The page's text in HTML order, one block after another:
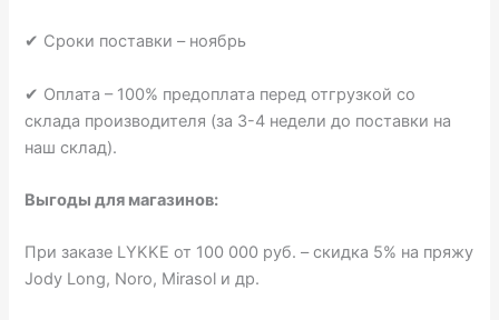
✔ Сроки поставки – ноябрь
✔ Оплата – 100% предоплата перед отгрузкой со
склада производителя (за 3-4 недели до поставки на
наш склад).
Выгоды для магазинов:
При заказе LYKKE от 100 000 руб. – скидка 5% на пряжу
Jody Long, Noro, Mirasol и др.